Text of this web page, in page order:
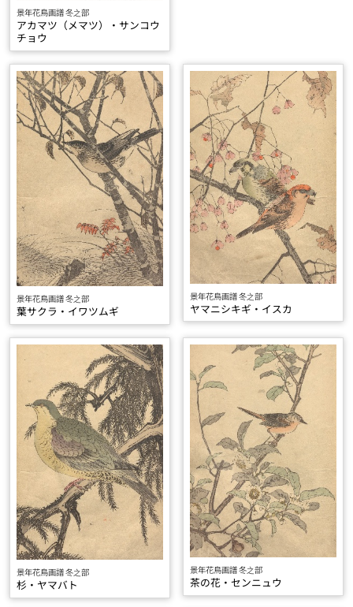
景年花鳥画譜 冬之部
アカマツ（メマツ）・サンコウ
チョウ
景年花鳥画譜 冬之部
葉サクラ・イワツムギ
景年花鳥画譜 冬之部
ヤマニシキギ・イスカ
景年花鳥画譜 冬之部
杉・ヤマバト
景年花鳥画譜 冬之部
茶の花・センニュウ